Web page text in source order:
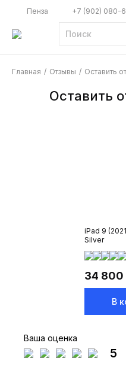
Пенза +7 (902) 080-
Главная / Отзывы / Оставить
Оставить
iPad 9
Silver
34 800
В
Ваша оценка
5